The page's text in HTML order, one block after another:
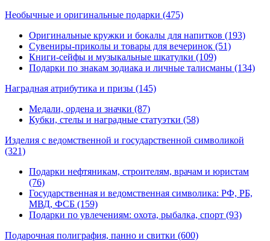
Необычные и оригинальные подарки (475)
Оригинальные кружки и бокалы для напитков (193)
Сувениры-приколы и товары для вечеринок (51)
Книги-сейфы и музыкальные шкатулки (109)
Подарки по знакам зодиака и личные талисманы (134)
Наградная атрибутика и призы (145)
Медали, ордена и значки (87)
Кубки, стелы и наградные статуэтки (58)
Изделия с ведомственной и государственной символикой
(321)
Подарки нефтяникам, строителям, врачам и юристам
(76)
Государственная и ведомственная символика: РФ, РБ,
МВД, ФСБ (159)
Подарки по увлечениям: охота, рыбалка, спорт (93)
Подарочная полиграфия, панно и свитки (600)